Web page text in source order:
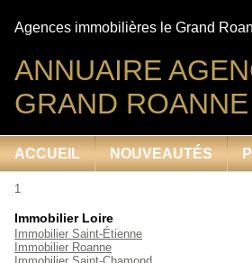
ANNUAIRE
GRAND ROANNE
Agences immobilières le Grand
ACCUEIL NOUVEAUTÉS
1
Immobilier Loire
Immobilier Saint-Étienne
Immobilier Roanne